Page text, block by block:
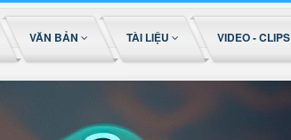
VĂN BẢN TÀI LIỆU VIDEO - CLIPS